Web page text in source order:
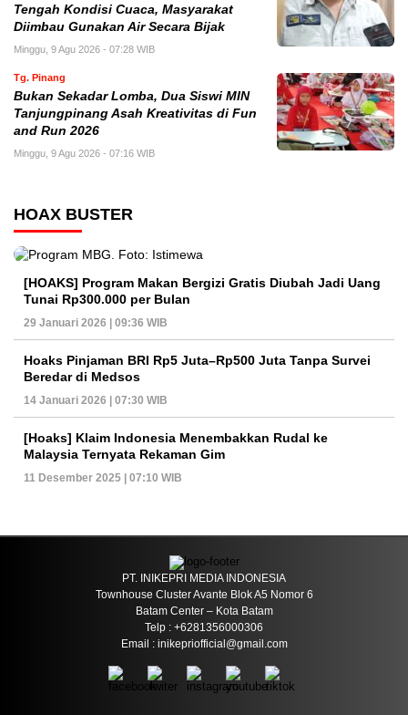
Tengah Kondisi Cuaca, Masyarakat
Diimbau Gunakan Air Secara Bijak
Minggu, 9 Agu 2026 - 07:28 WIB
Tg. Pinang
Bukan Sekadar Lomba, Dua Siswi MIN
Tanjungpinang Asah Kreativitas di Fun
and Run 2026
Minggu, 9 Agu 2026 - 07:16 WIB
HOAX BUSTER
[HOAKS] Program Makan Bergizi Gratis Diubah Jadi Uang
Tunai Rp300.000 per Bulan
29 Januari 2026 | 09:36 WIB
Hoaks Pinjaman BRI Rp5 Juta–Rp500 Juta Tanpa Survei
Beredar di Medsos
14 Januari 2026 | 07:30 WIB
[Hoaks] Klaim Indonesia Menembakkan Rudal ke
Malaysia Ternyata Rekaman Gim
11 Desember 2025 | 07:10 WIB
PT. INIKEPRI MEDIA INDONESIA
Townhouse Cluster Avante Blok A5 Nomor 6
Batam Center – Kota Batam
Telp : +6281356000306
Email : inikepriofficial@gmail.com